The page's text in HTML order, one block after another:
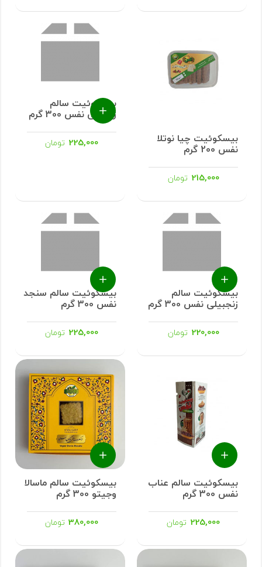
بیسکوئیت چیا نوتلا
نفس 200 گرم
215,000 تومان
بیسکوئیت سالم
زعفرانی نفس 300 گرم
225,000 تومان
بیسکوئیت سالم
زنجبیلی نفس 300 گرم
220,000 تومان
بیسکوئیت سالم سنجد
نفس 300 گرم
225,000 تومان
بیسکوئیت سالم عناب
نفس 300 گرم
225,000 تومان
بیسکوئیت سالم ماسالا
وجیتو 300 گرم
380,000 تومان